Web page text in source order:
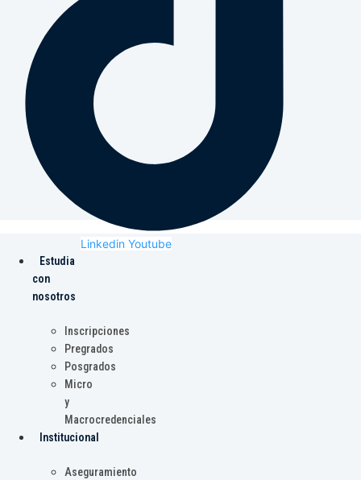
Linkedin Youtube
Estudia
con
nosotros
Inscripciones
Pregrados
Posgrados
Micro
y
Macrocredenciales
Institucional
Aseguramiento